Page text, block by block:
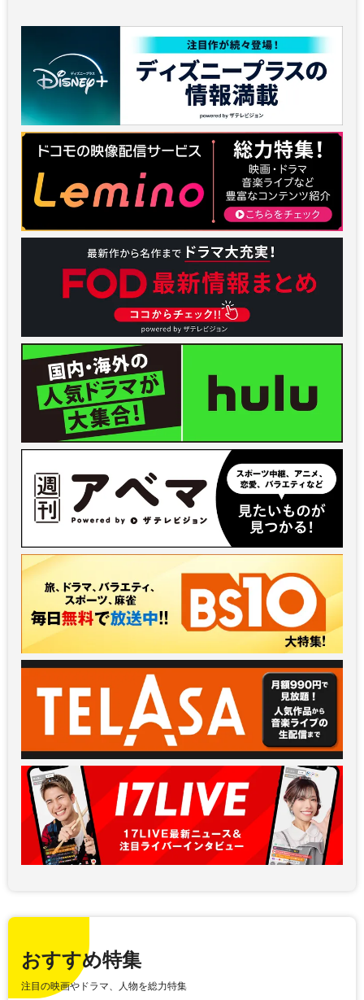
おすすめ特集
注目の映画やドラマ、人物を総力特集